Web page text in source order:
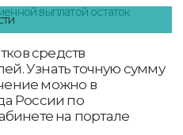
средств
Узнать точную сумму
можно в
России по
на портале